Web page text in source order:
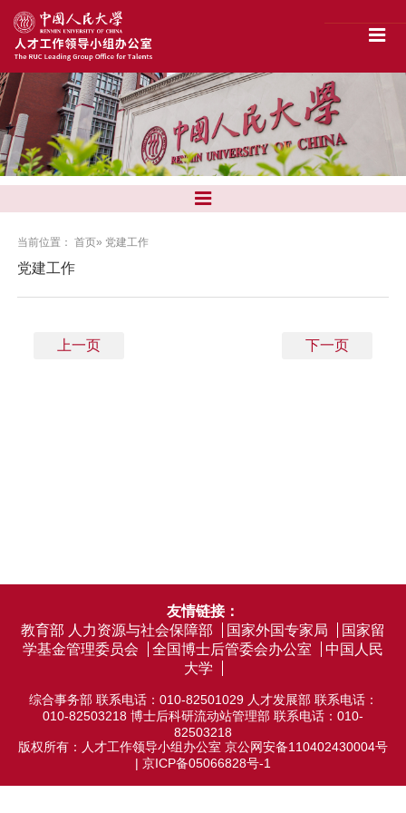
当前位置：首页» 党建工作
党建工作
上一页 下一页
友情链接：
教育部 人力资源与社会保障部 国家外国专家局
国家留
学基金管理委员会
全国博士后管委会办公室
中国人民
大学
综合事务部 联系电话：010-82501029 人才发展部 联系电话：
010-82503218 博士后科研流动站管理部 联系电话：010-
82503218
版权所有：人才工作领导小组办公室 京公网安备110402430004号
| 京ICP备05066828号-1